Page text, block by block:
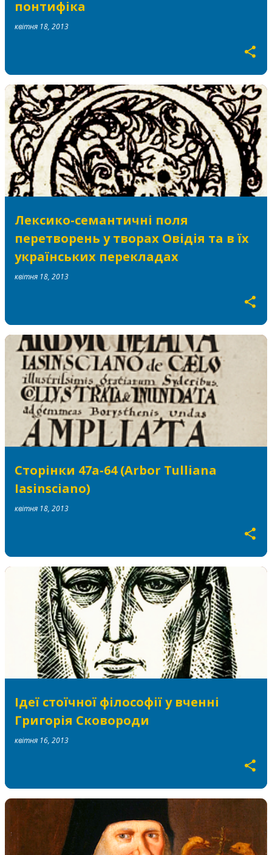
понтифіка
квітня 18, 2013
Лексико-семантичні поля
перетворень у творах Овідія та в їх
українських перекладах
квітня 18, 2013
Сторінки 47a-64 (Arbor Tulliana
Iasinsciano)
квітня 18, 2013
Ідеї стоїчної філософії у вченні
Григорія Сковороди
квітня 16, 2013